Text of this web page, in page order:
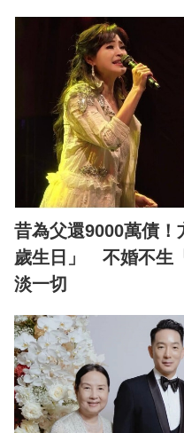
昔為父還9000萬債
歲生日」 不婚不生
淡一切